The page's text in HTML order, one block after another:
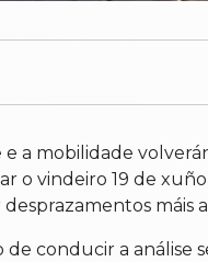
a mobilidade
o vindeiro 19 de
máis
de conducir a análise